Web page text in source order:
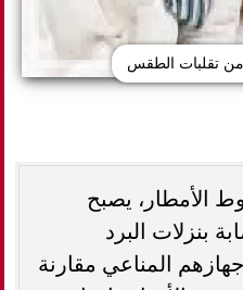
تقلبات الطقس
الأمطار، يصبح
بنزلات البرد
المناعي مقارنة